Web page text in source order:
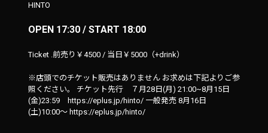
HINTO
OPEN 17:30 / START 18:00
Ticket .前売り￥4500 / 当日￥5000（+drink）
※店頭でのチケット販売はありません お求めは下記よりご参
照ください。 チケット先行 ７月28日(月) 21:00~8月15日
(金)23:59 https://eplus.jp/hinto/ 一般発売 8月16日
(土)10:00〜 https://eplus.jp/hinto/